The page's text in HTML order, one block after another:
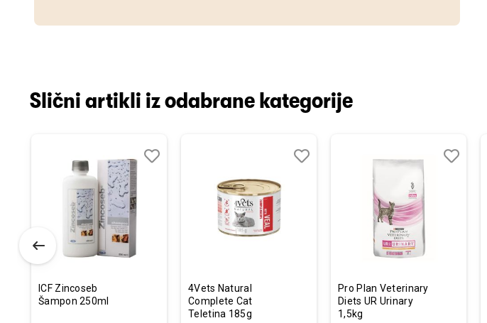
Slični artikli iz odabrane kategorije
ICF Zincoseb
Šampon 250ml
4Vets Natural
Complete Cat
Teletina 185g
Pro Plan Veterinary
Diets UR Urinary
1,5kg